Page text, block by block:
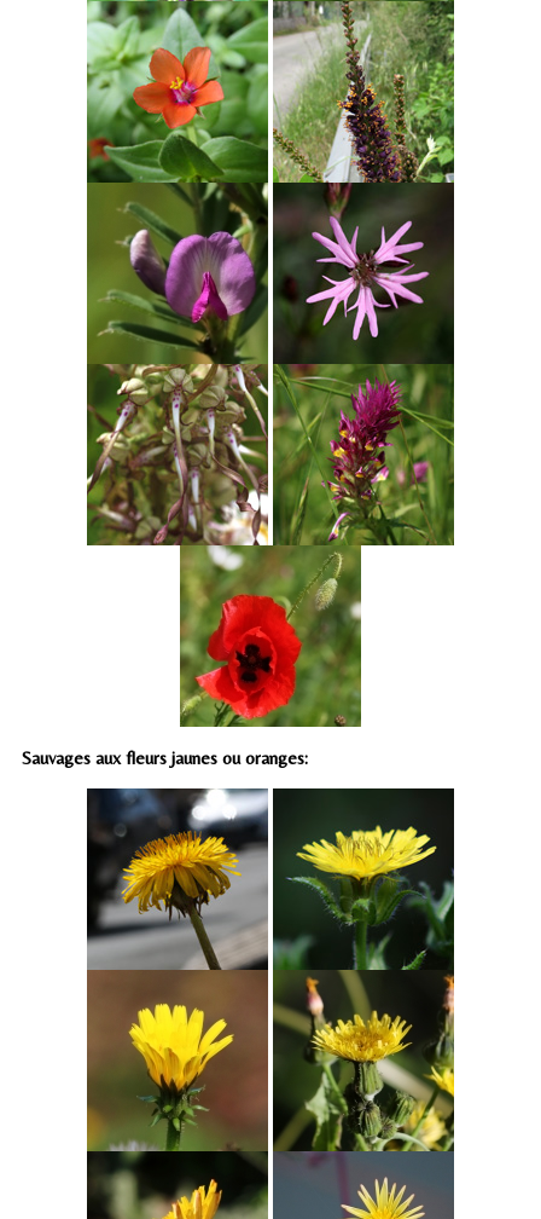
Sauvages aux fleurs jaunes ou oranges: